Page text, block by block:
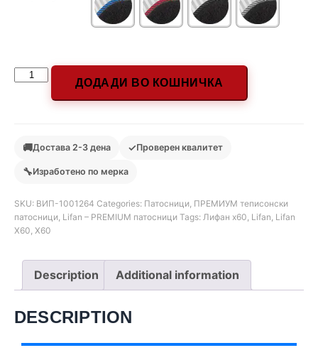
ДОДАДИ ВО КОШНИЧКА
🚚Достава 2-3 дена ✓Проверен квалитет
🔧Изработено по мерка
SKU: ВИП-1001264 Categories: Патосници ПРЕМИУМ теписонски
патосници Lifan – PREMIUM патосници Tags: Лифан х60 Lifan Lifan
X60 X60
Description Additional information
DESCRIPTION